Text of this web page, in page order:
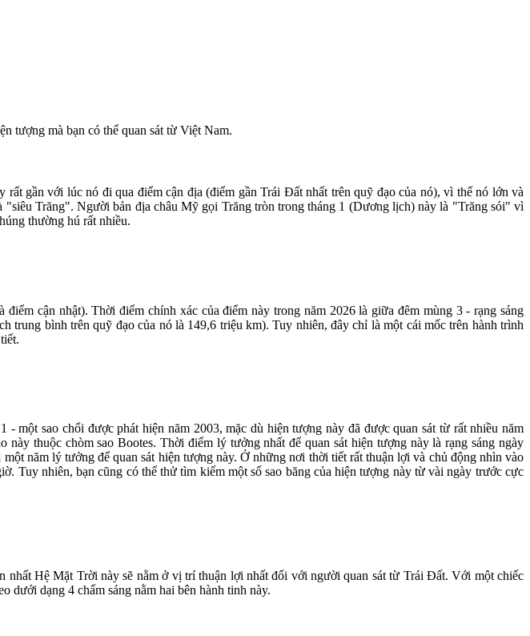
tượng mà bạn có thể quan sát từ Việt Nam.
gần với lúc nó đi qua điểm cận địa (điểm gần Trái Đất nhất trên quỹ đạo của nó), vì thế nó lớn và
Trăng". Người bản địa châu Mỹ gọi Trăng tròn trong tháng 1 (Dương lịch) này là "Trăng sói" vì
thường hú rất nhiều.
cận nhật). Thời điểm chính xác của điểm này trong năm 2026 là giữa đêm mùng 3 - rạng sáng
bình trên quỹ đạo của nó là 149,6 triệu km). Tuy nhiên, đây chỉ là một cái mốc trên hành trình
sao chổi được phát hiện năm 2003, mặc dù hiện tượng này đã được quan sát từ rất nhiều năm
thuộc chòm sao Bootes. Thời điểm lý tưởng nhất để quan sát hiện tượng này là rạng sáng ngày
năm lý tưởng để quan sát hiện tượng này. Ở những nơi thời tiết rất thuận lợi và chủ động nhìn vào
Tuy nhiên, bạn cũng có thể thử tìm kiếm một số sao băng của hiện tượng này từ vài ngày trước cực
Hệ Mặt Trời này sẽ nằm ở vị trí thuận lợi nhất đối với người quan sát từ Trái Đất. Với một chiếc
dưới dạng 4 chấm sáng nằm hai bên hành tinh này.